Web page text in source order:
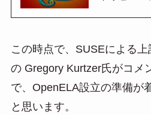
この時点で、SUSEによる
の Gregory Kurtzer氏がコメ
で、OpenELA設立の準備が
と思います。